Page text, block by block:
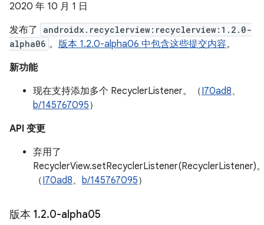
2020 年 10 月 1 日
发布了
androidx.recyclerview:recyclerview:1.2.0-
alpha06 。 版本 1.2.0-alpha06 中包含这些提交内容。
新功能
现在支持添加多个 RecyclerListener。（I70ad8、
b/145767095）
API 变更
弃用了
RecyclerView.setRecyclerListener(RecyclerListener)
（I70ad8、 b/145767095）
版本 1.2.0-alpha05